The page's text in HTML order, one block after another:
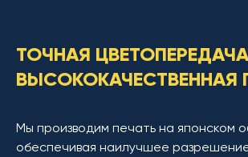
ТОЧНАЯ
ВЫСОКОКАЧЕСТВЕННАЯ
Мы производим печать на японском
обеспечивая наилучшее